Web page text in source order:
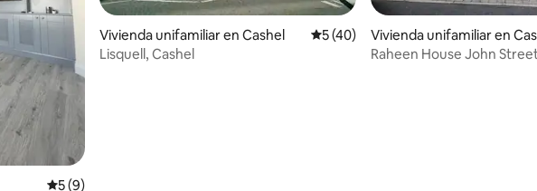
Calificación promedio: 5 de 5. 9 evaluaciones
5 (9)
Vivienda unifamiliar en Cashel Calificación promedio: 5 de 5. 40
5 (40)
Lisquell, Cashel
Vivienda unifamiliar en
lRaheen House John